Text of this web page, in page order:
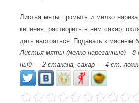
Листья мяты промыть и мелко
кипения, растворить в нем сахар,
дать настояться. Подавать к мясным
Листья мяты (мелко нарезанные)—8
ный — 2 стакана, сахар — 4 ст.